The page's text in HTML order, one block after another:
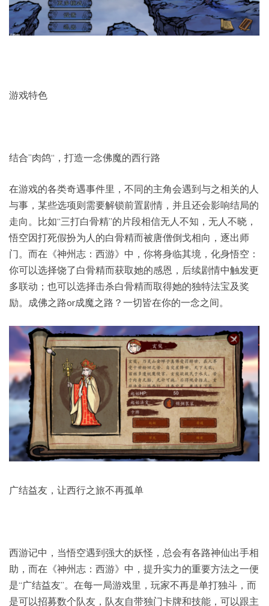
游戏特色
结合”肉鸽“，打造一念佛魔的西行路
在游戏的各类奇遇事件里，不同的主角会遇到与之相关的人
与事，某些选项则需要解锁前置剧情，并且还会影响结局的
走向。比如“三打白骨精”的片段相信无人不知，无人不晓，
悟空因打死假扮为人的白骨精而被唐僧倒戈相向，逐出师
门。而在《神州志：西游》中，你将身临其境，化身悟空：
你可以选择饶了白骨精而获取她的感恩，后续剧情中触发更
多联动；也可以选择击杀白骨精而取得她的独特法宝及奖
励。成佛之路or成魔之路？一切皆在你的一念之间。
广结益友，让西行之旅不再孤单
西游记中，当悟空遇到强大的妖怪，总会有各路神仙出手相
助，而在《神州志：西游》中，提升实力的重要方法之一便
是“广结益友”。在每一局游戏里，玩家不再是单打独斗，而
是可以招募数个队友，队友自带独门卡牌和技能，可以跟主